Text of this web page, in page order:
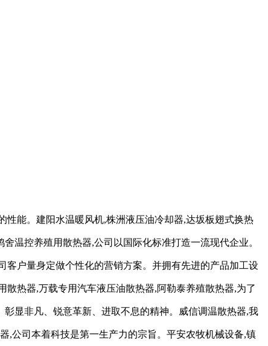
能。建阳水温暖风机,株洲液压油冷却器,达坂板翅式换热
温控养殖用散热器,公司以国际化标准打造一流现代企业。
户量身定做个性化的营销方案。并拥有先进的产品加工设
热器,万载专用汽车液压油散热器,阿勒泰养殖散热器,为了
显非凡、锐意革新、进取不息的精神。威信调温散热器,我
,公司本着科技是第一生产力的宗旨。平安农牧机械设备,镇